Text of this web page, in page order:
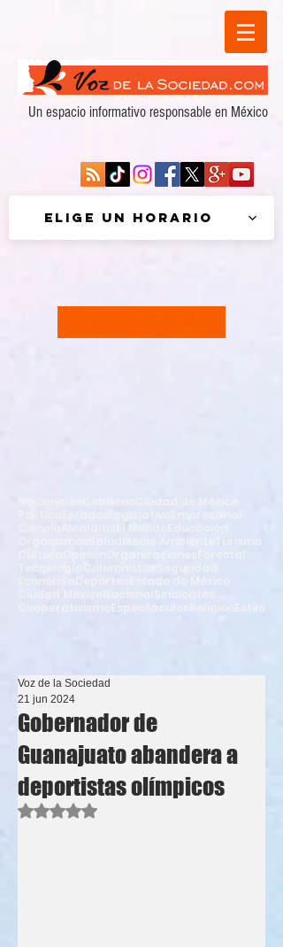
Un espacio informativo responsable en México
Elige un horario
Turismo
Sindicatos
Cooperativismo
Espectáculos Religión Estilo
Gobernador de
Guanajuato abandera a
deportistas olímpicos
Voz de la Sociedad
21 jun 2024
Obtuvo NaN de 5 estrellas.